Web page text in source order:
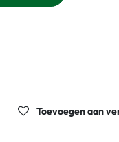
Toevoegen aan